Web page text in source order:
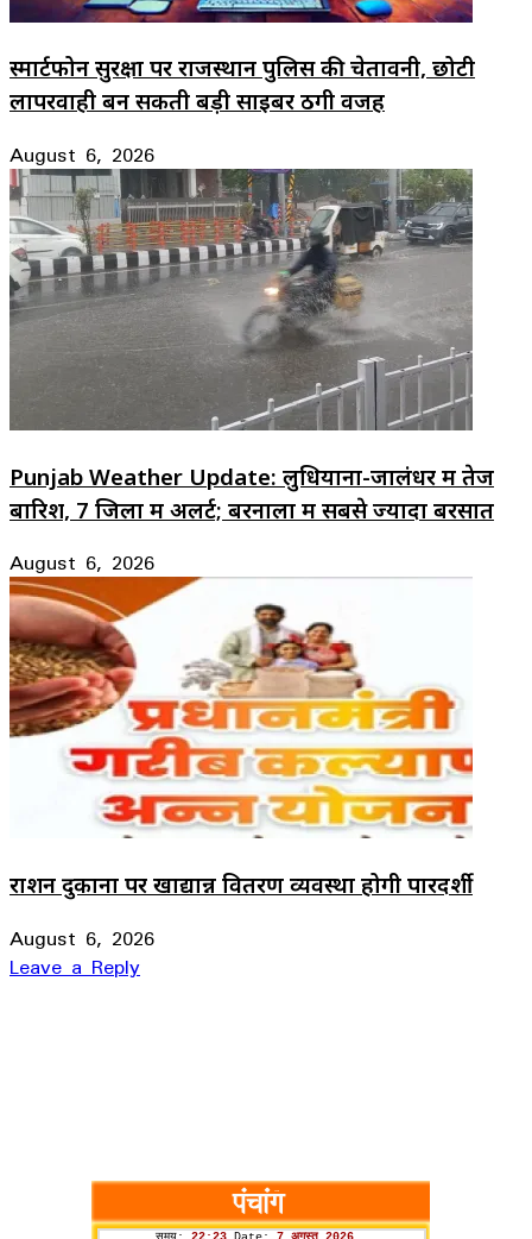
स्मार्टफोन सुरक्षा पर राजस्थान पुलिस की चेतावनी, छोटी
लापरवाही बन सकती बड़ी साइबर ठगी वजह
August 6, 2026
Punjab Weather Update: लुधियाना-जालंधर में तेज
बारिश, 7 जिलों में अलर्ट; बरनाला में सबसे ज्यादा बरसात
August 6, 2026
राशन दुकानों पर खाद्यान्न वितरण व्यवस्था होगी पारदर्शी
August 6, 2026
Leave a Reply